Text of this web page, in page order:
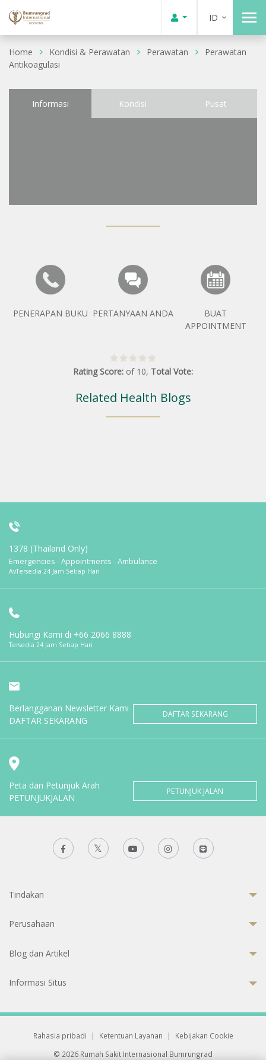
ID
Home Kondisi & Perawatan Perawatan
Perawatan
Antikoagulasi
Informasi Kondisi Pusat
PENERAPAN BUKU PERTANYAAN ANDA
BUAT
APPOINTMENT
Rating Score: of 10, Total Vote:
Related Health Blogs
1378 (Thailand Only)
Emergencies - Appointments - Ambulance
AvTersedia 24 Jam Setiap Hari
Hubungi Kami di +66 2066 8888
Tersedia 24 Jam Setiap Hari
Berlangganan Newsletter Kami
DAFTAR SEKARANG
DAFTAR SEKARANG
Peta dan Petunjuk Arah
PETUNJUKJALAN
PETUNJUK JALAN
Tindakan
Perusahaan
Blog dan Artikel
Informasi Situs
Rahasia pribadi | Ketentuan Layanan |
Kebijakan Cookie
© 2026 Rumah Sakit Internasional Bumrungrad